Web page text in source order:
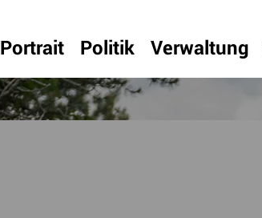
Portrait Politik Verwaltung